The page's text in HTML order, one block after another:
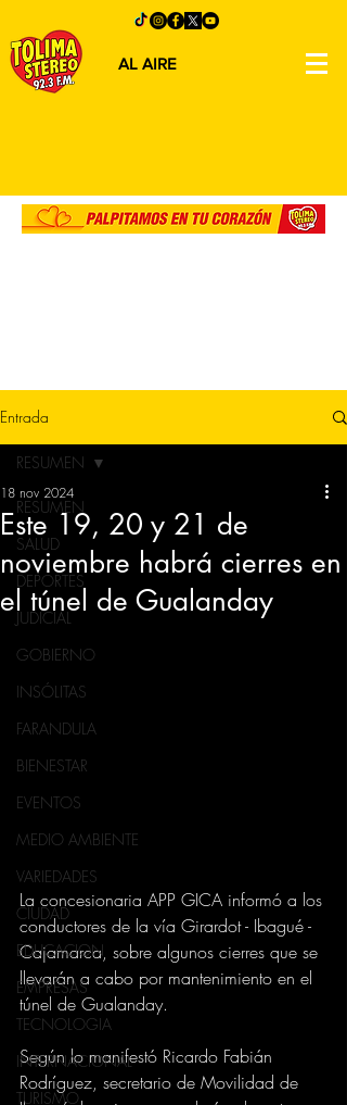
AL AIRE
Entrada
RESUMEN
SALUD
DEPORTES
JUDICIAL
GOBIERNO
INSÓLITAS
FARANDULA
BIENESTAR
EVENTOS
MEDIO AMBIENTE
VARIEDADES
CIUDAD
EDUCACION
EMPRESAS
TECNOLOGIA
INTERNACIONAL
TURISMO
RESUMEN
Este 19, 20 y 21 de
noviembre habrá cierres en
el túnel de Gualanday
18 nov 2024
La concesionaria APP GICA informó a los
conductores de la vía Girardot - Ibagué -
Cajamarca, sobre algunos cierres que se
llevarán a cabo por mantenimiento en el
túnel de Gualanday.
Según lo manifestó Ricardo Fabián
Rodríguez, secretario de Movilidad de